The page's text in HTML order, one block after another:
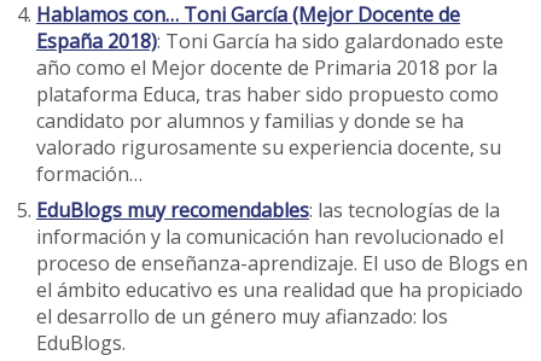
Hablamos con… Toni García (Mejor Docente de
España 2018): Toni García ha sido galardonado este
año como el Mejor docente de Primaria 2018 por la
plataforma Educa, tras haber sido propuesto como
candidato por alumnos y familias y donde se ha
valorado rigurosamente su experiencia docente, su
formación…
EduBlogs muy recomendables: las tecnologías de la
información y la comunicación han revolucionado el
proceso de enseñanza-aprendizaje. El uso de Blogs en
el ámbito educativo es una realidad que ha propiciado
el desarrollo de un género muy afianzado: los
EduBlogs.